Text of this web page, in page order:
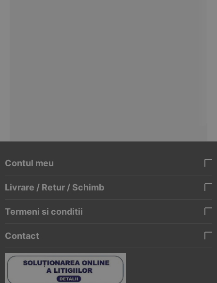
Contul meu
Livrare / Retur / Schimb
Termeni si conditii
Contact